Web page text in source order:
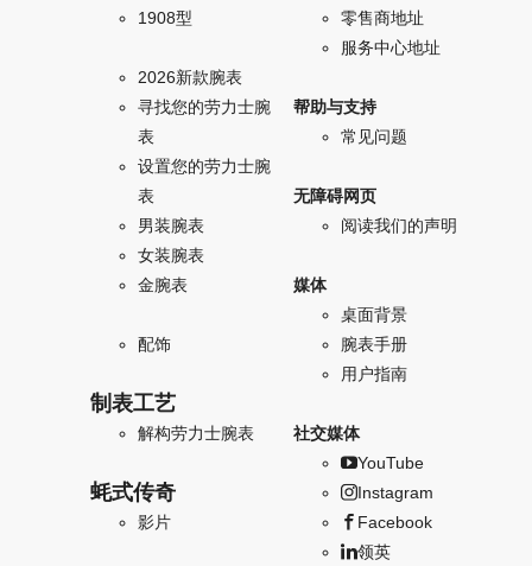
1908型
2026新款腕表
寻找您的劳力士腕
表
设置您的劳力士腕
表
男装腕表
女装腕表
金腕表
配饰
制表工艺
解构劳力士腕表
蚝式传奇
影片
零售商地址
服务中心地址
帮助与支持
常见问题
无障碍网页
阅读我们的声明
媒体
桌面背景
腕表手册
用户指南
社交媒体
YouTube
Instagram
Facebook
领英